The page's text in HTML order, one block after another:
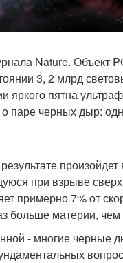
Nature. Объект
3, 2 млрд
пятна
паре черных дыр:
при взрыве
примерно 7% от
больше материи,
- многие черные